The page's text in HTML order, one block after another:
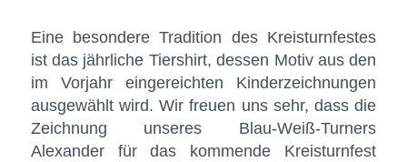
Eine besondere Tradition des Kreisturnfestes
ist das jährliche Tiershirt, dessen Motiv aus den
im Vorjahr eingereichten Kinderzeichnungen
ausgewählt wird. Wir freuen uns sehr, dass die
Zeichnung unseres Blau-Weiß-Turners
Alexander für das kommende Kreisturnfest